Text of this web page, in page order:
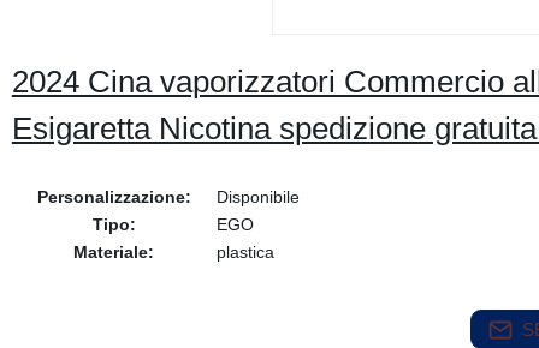
2024 Cina vaporizzatori Commercio
Esigaretta Nicotina spedizione
Personalizzazione:
Disponibile
Tipo:
EGO
Materiale:
plastica